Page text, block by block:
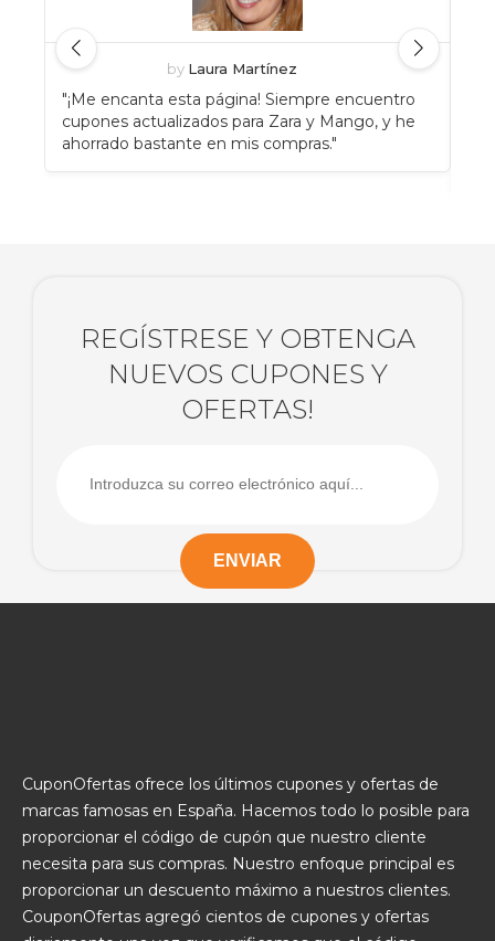
by Laura Martínez
"¡Me encanta esta página! Siempre encuentro
cupones actualizados para Zara y Mango, y he
ahorrado bastante en mis compras."
REGÍSTRESE Y OBTENGA
NUEVOS CUPONES Y
OFERTAS!
CuponOfertas ofrece los últimos cupones y ofertas de
marcas famosas en España. Hacemos todo lo posible para
proporcionar el código de cupón que nuestro cliente
necesita para sus compras. Nuestro enfoque principal es
proporcionar un descuento máximo a nuestros clientes.
CouponOfertas agregó cientos de cupones y ofertas